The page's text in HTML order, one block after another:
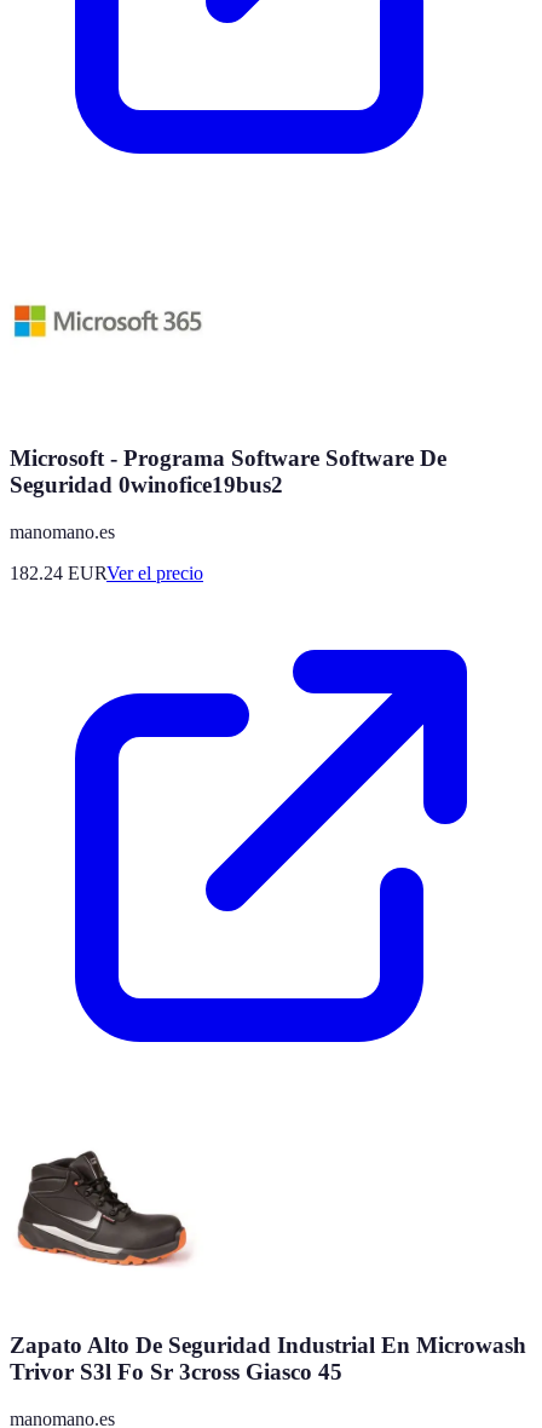
Microsoft - Programa Software Software De
Seguridad 0winofice19bus2
manomano.es
182.24 EURVer el precio
Zapato Alto De Seguridad Industrial En Microwash
Trivor S3l Fo Sr 3cross Giasco 45
manomano.es